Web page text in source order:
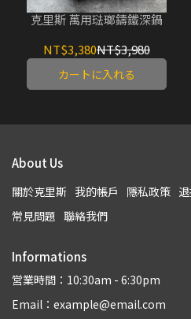
克里斯 萬用琺瑯鑄鐵深鍋
NT$3,380NT$3,980
カートに入れる
About Us
關於克里斯 我的帳戶 隱私政策
常見問題 聯絡我們
Informations
営業時間：10:30am - 6:30pm
Email：example@email.com